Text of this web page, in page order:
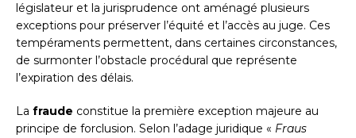
législateur et la jurisprudence ont aménagé plusieurs
exceptions pour préserver l’équité et l’accès au juge. Ces
tempéraments permettent, dans certaines circonstances,
de surmonter l’obstacle procédural que représente
l’expiration des délais.
La fraude constitue la première exception majeure au
principe de forclusion. Selon l’adage juridique « Fraus